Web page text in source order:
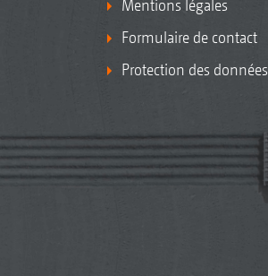
Mentions légales
Formulaire de contact
Protection des données